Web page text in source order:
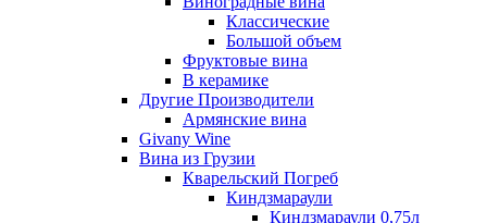
Классические
Большой объем
Фруктовые вина
В керамике
Другие Производители
Армянские вина
Givany Wine
Вина из Грузии
Кварельский Погреб
Киндзмараули
Киндзмараули 0,75л